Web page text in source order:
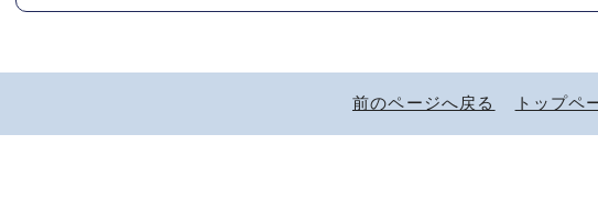
前のページへ戻る トップペ